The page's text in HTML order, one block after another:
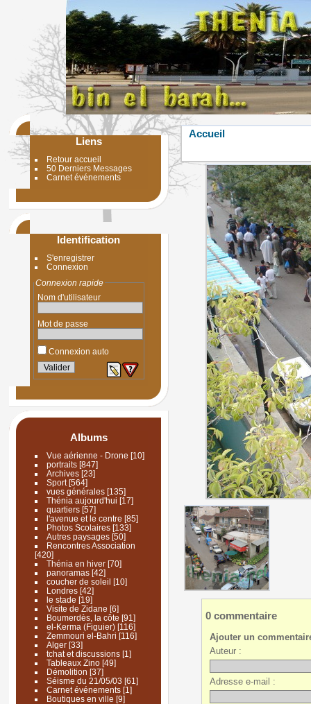
Liens
Retour accueil
50 Derniers Messages
Carnet événements
Identification
S'enregistrer
Connexion
Connexion rapide
Nom d'utilisateur
Mot de passe
Connexion auto
Albums
Vue aérienne - Drone [10]
portraits[847]
Archives [23]
Sport[564]
vues générales[135]
Thénia aujourd'hui [17]
quartiers[57]
l'avenue et le centre [85]
Photos Scolaires[133]
Autres paysages[50]
Rencontres Association
[420]
Thénia en hiver[70]
panoramas[42]
coucher de soleil [10]
Londres[42]
le stade [19]
Visite de Zidane [6]
Boumerdès, la côte [91]
el-Kerma (Figuier)[116]
Zemmouri el-Bahri [116]
Alger[33]
tchat et discussions[1]
Tableaux Zino[49]
Démolition [37]
Séisme du 21/05/03 [61]
Carnet événements[1]
Boutiques en ville [9]
Accueil
0 commentaire
Ajouter un
Auteur :
Adresse e-mail :